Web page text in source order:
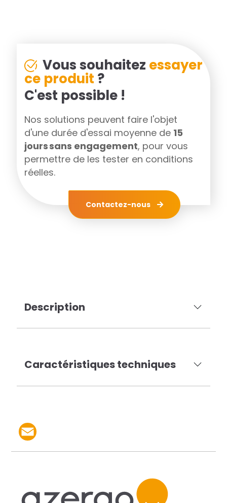
Vous souhaitez essayer
ce produit ?
C'est possible !
Nos solutions peuvent faire l'objet
d'une durée d'essai moyenne de 15
jours sans engagement, pour vous
permettre de les tester en conditions
réelles.
Contactez-nous
Description
Caractéristiques techniques
Partager le produit par